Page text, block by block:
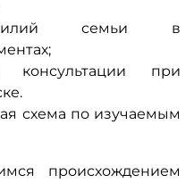
семьи в
при
схема по изучаемым
происхождением